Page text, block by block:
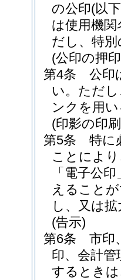
の公印(以
は使用機
だし、特
(公印の押
第4条
公印
い。 ただ
ンクを用
(印影の印
第5条
特に
ことによ
「電子公
えること
し、又は
(告示)
第6条
市印
印、会計
するとき